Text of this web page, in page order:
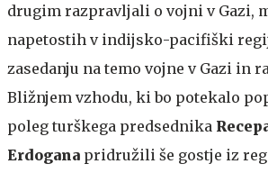
drugim razpravljali o vojni v Gazi,
napetostih v indijsko-pacifiški
zasedanju na temo vojne v Gazi in
Bližnjem vzhodu, ki bo potekalo
poleg turškega predsednika
Erdogana pridružili še gostje iz